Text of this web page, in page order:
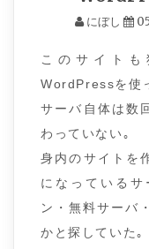
にぼし
このサイトも
WordPressを使
サーバ自体は数
わっていない｡
身内のサイトを
になっている
ン・無料サーバ
かと探していた｡